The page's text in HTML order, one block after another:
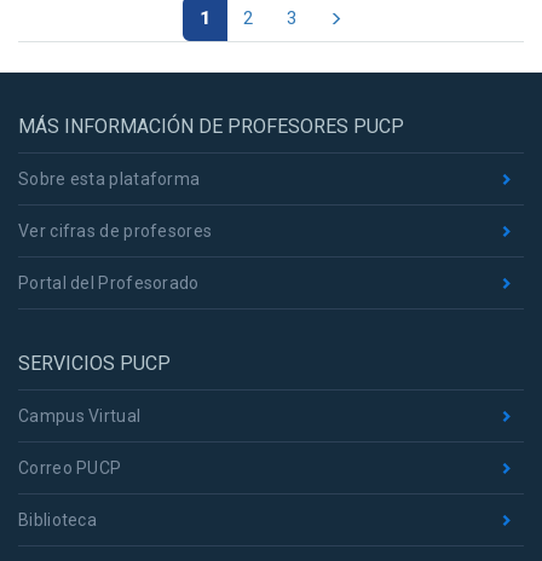
1 2 3
MÁS INFORMACIÓN DE PROFESORES PUCP
Sobre esta plataforma
Ver cifras de profesores
Portal del Profesorado
SERVICIOS PUCP
Campus Virtual
Correo PUCP
Biblioteca